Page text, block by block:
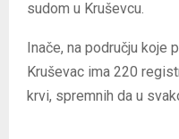
sudom u Kruševcu.
Inače, na području koje
Kruševac ima 220
krvi, spremnih da u